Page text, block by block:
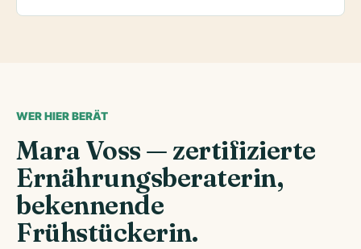
WER HIER BERÄT
Mara Voss — zertifizierte
Ernährungsberaterin,
bekennende
Frühstückerin.